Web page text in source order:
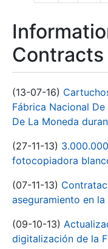
Contracts
(13-07-16)
Fábrica Nacional
De La Moneda
(27-11-13)
fotocopiadora
(07-11-13)
aseguramiento en la
(09-10-13)
digitalización de la